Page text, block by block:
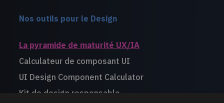
Nos outils pour le Design
La pyramide de maturité UX/IA
Calculateur de composant UI
UI Design Component Calculator
Kit de design responsable